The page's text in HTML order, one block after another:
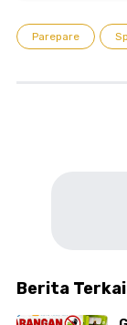
Parepare
Berita